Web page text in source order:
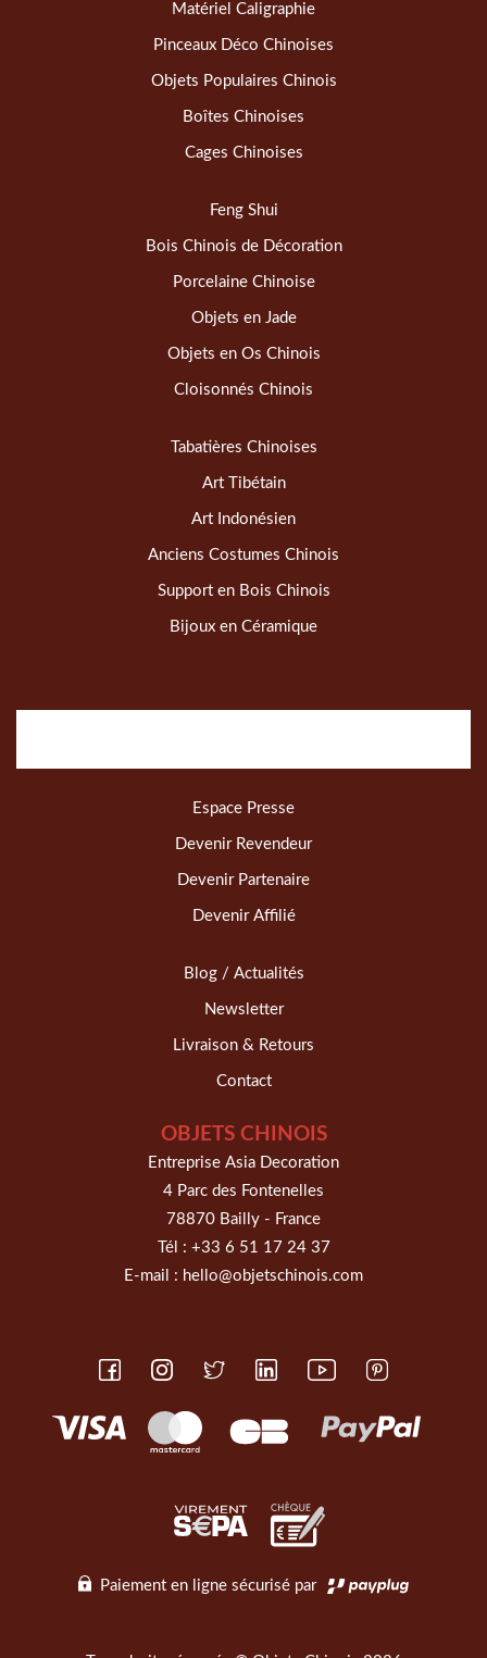
Matériel Caligraphie
Pinceaux Déco Chinoises
Objets Populaires Chinois
Boîtes Chinoises
Cages Chinoises
Feng Shui
Bois Chinois de Décoration
Porcelaine Chinoise
Objets en Jade
Objets en Os Chinois
Cloisonnés Chinois
Tabatières Chinoises
Art Tibétain
Art Indonésien
Anciens Costumes Chinois
Support en Bois Chinois
Bijoux en Céramique
Espace Presse
Devenir Revendeur
Devenir Partenaire
Devenir Affilié
Blog / Actualités
Newsletter
Livraison & Retours
Contact
OBJETS CHINOIS
Entreprise Asia Decoration
4 Parc des Fontenelles
78870 Bailly - France
Tél : +33 6 51 17 24 37
E-mail : hello@objetschinois.com
Paiement en ligne sécurisé par